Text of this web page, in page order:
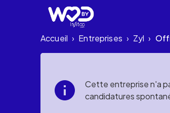
Accueil › Entreprises › Zyl ›
Cette entreprise n'a
candidatures